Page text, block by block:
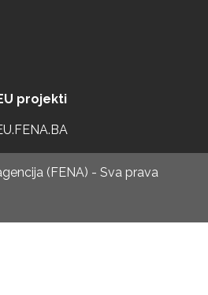
projekti
(FENA) - Sva prava